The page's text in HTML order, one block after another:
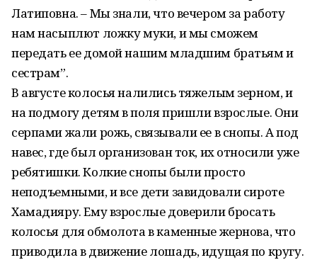
Латиповна. – Мы знали, что вечером за работу
нам насыплют ложку муки, и мы сможем
передать ее домой нашим младшим братьям и
сестрам”.
В августе колосья налились тяжелым зерном, и
на подмогу детям в поля пришли взрослые. Они
серпами жали рожь, связывали ее в снопы. А под
навес, где был организован ток, их относили уже
ребятишки. Колкие снопы были просто
неподъемными, и все дети завидовали сироте
Хамадияру. Ему взрослые доверили бросать
колосья для обмолота в каменные жернова, что
приводила в движение лошадь, идущая по кругу.